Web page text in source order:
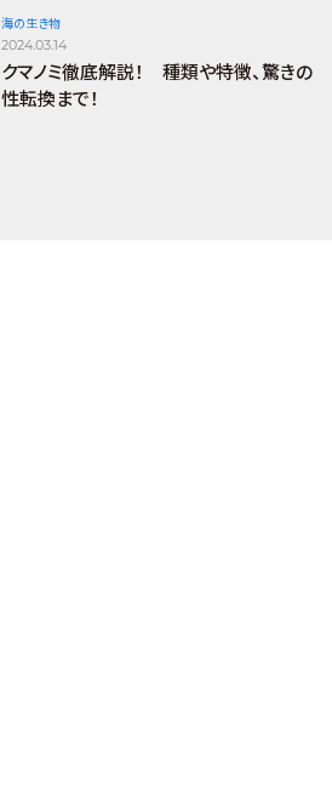
海の生き物
2024.03.14
クマノミ徹底解説！ 種類や特徴、驚きの
性転換まで！